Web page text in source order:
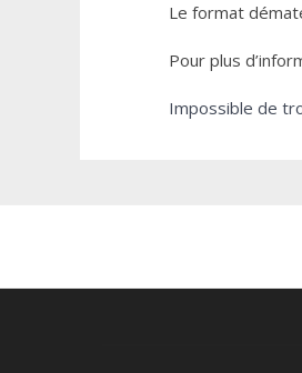
Le format
Pour plus
Impossible de